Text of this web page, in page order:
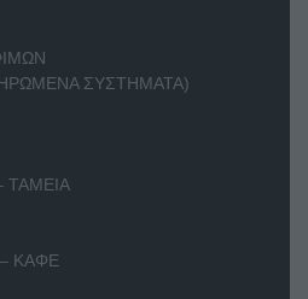
ΣΥΣΤΗΜΑΤΑ)
ΤΑΜΕΙΑ
ΚΑΦΕ